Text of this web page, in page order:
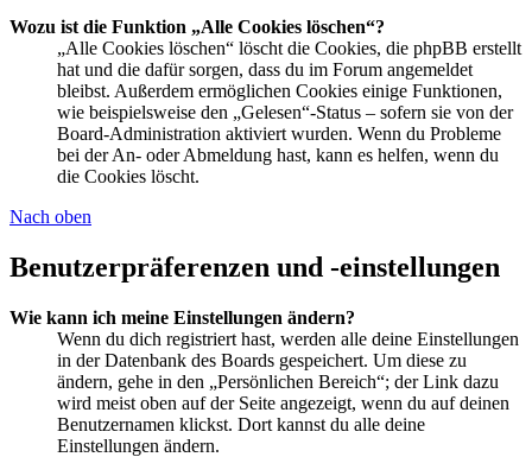
Wozu ist die Funktion „Alle Cookies löschen“?
„Alle Cookies löschen“ löscht die Cookies, die phpBB erstellt
hat und die dafür sorgen, dass du im Forum angemeldet
bleibst. Außerdem ermöglichen Cookies einige Funktionen,
wie beispielsweise den „Gelesen“-Status – sofern sie von der
Board-Administration aktiviert wurden. Wenn du Probleme
bei der An- oder Abmeldung hast, kann es helfen, wenn du
die Cookies löscht.
Nach oben
Benutzerpräferenzen und -einstellungen
Wie kann ich meine Einstellungen ändern?
Wenn du dich registriert hast, werden alle deine Einstellungen
in der Datenbank des Boards gespeichert. Um diese zu
ändern, gehe in den „Persönlichen Bereich“; der Link dazu
wird meist oben auf der Seite angezeigt, wenn du auf deinen
Benutzernamen klickst. Dort kannst du alle deine
Einstellungen ändern.